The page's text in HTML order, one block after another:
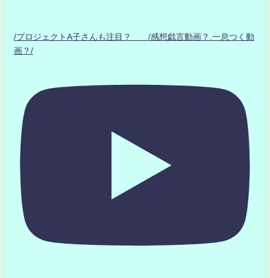
/プロジェクトA子さんも注目？ /感想戯言動画？.一息つく動
画？/